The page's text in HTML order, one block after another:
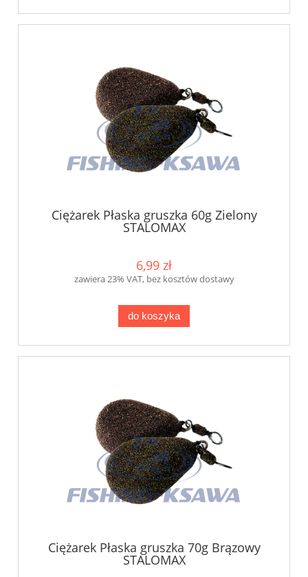
Ciężarek Płaska gruszka 60g Zielony
STALOMAX
6,99 zł
zawiera 23% VAT, bez kosztów dostawy
do koszyka
Ciężarek Płaska gruszka 70g Brązowy
STALOMAX